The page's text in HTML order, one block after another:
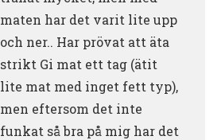
maten har det varit lite upp
och ner.. Har prövat att äta
strikt Gi mat ett tag (ätit
lite mat med inget fett typ),
men eftersom det inte
funkat så bra på mig har det